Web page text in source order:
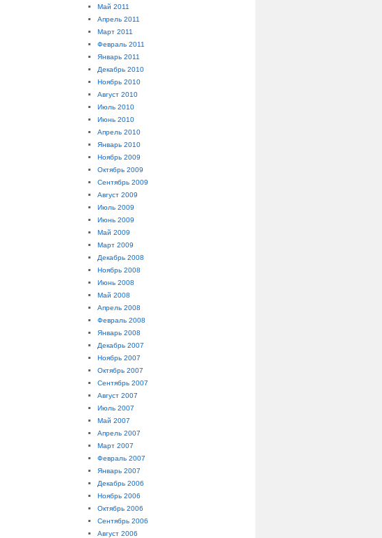
Май 2011
Апрель 2011
Март 2011
Февраль 2011
Январь 2011
Декабрь 2010
Ноябрь 2010
Август 2010
Июль 2010
Июнь 2010
Апрель 2010
Январь 2010
Ноябрь 2009
Октябрь 2009
Сентябрь 2009
Август 2009
Июль 2009
Июнь 2009
Май 2009
Март 2009
Декабрь 2008
Ноябрь 2008
Июнь 2008
Май 2008
Апрель 2008
Февраль 2008
Январь 2008
Декабрь 2007
Ноябрь 2007
Октябрь 2007
Сентябрь 2007
Август 2007
Июль 2007
Май 2007
Апрель 2007
Март 2007
Февраль 2007
Январь 2007
Декабрь 2006
Ноябрь 2006
Октябрь 2006
Сентябрь 2006
Август 2006